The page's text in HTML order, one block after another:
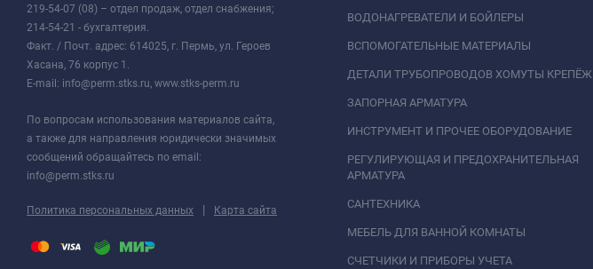
219-54-07 (08) – отдел продаж, отдел снабжения;
214-54-21 - бухгалтерия.
Факт. / Почт. адрес: 614025, г. Пермь, ул. Героев
Хасана, 76 корпус 1.
E-mail: info@perm.stks.ru, www.stks-perm.ru
По вопросам использования материалов сайта,
а также для направления юридически значимых
сообщений обращайтесь по email:
info@perm.stks.ru
Политика персональных данных | Карта сайта
ВОДОНАГРЕВАТЕЛИ И БОЙЛЕРЫ
ВСПОМОГАТЕЛЬНЫЕ МАТЕРИАЛЫ
ДЕТАЛИ ТРУБОПРОВОДОВ ХОМУТЫ КРЕПЁЖ
ЗАПОРНАЯ АРМАТУРА
ИНСТРУМЕНТ И ПРОЧЕЕ ОБОРУДОВАНИЕ
РЕГУЛИРУЮЩАЯ И ПРЕДОХРАНИТЕЛЬНАЯ
АРМАТУРА
САНТЕХНИКА
МЕБЕЛЬ ДЛЯ ВАННОЙ КОМНАТЫ
СЧЕТЧИКИ И ПРИБОРЫ УЧЕТА